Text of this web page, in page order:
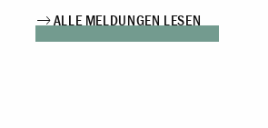
ALLE MELDUNGEN LESEN